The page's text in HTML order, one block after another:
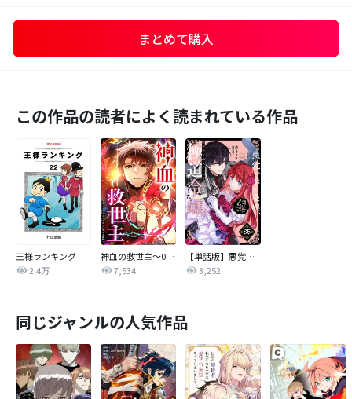
まとめて購入
この作品の読者によく読まれている作品
王様ランキング
2.4万
神血の救世主～0.00000001％を引き当て最強へ～【タテヨミ】
7,534
【単話版】悪党一家の愛娘、転生先も乙女ゲームの極道令嬢でした。～最上級ランクの悪役さま、その溺愛は不要です！～@COMIC
3,252
同じジャンルの人気作品